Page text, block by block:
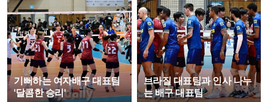
기뻐하는 여자배구 대표팀
'달콤한 승리'
브라질 대표팀과 인사 나누
는 배구 대표팀